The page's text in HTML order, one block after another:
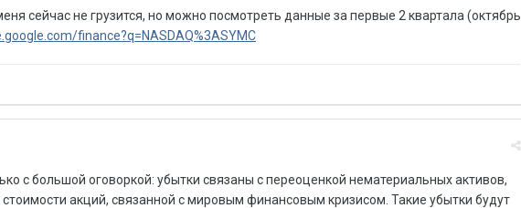
сейчас не грузится, но можно посмотреть данные за первые 2 квартала (октябрь
finance?q=NASDAQ%3ASYMC
с большой оговоркой: убытки связаны с переоценкой нематериальных активов,
акций, связанной с мировым финансовым кризисом. Такие убытки будут